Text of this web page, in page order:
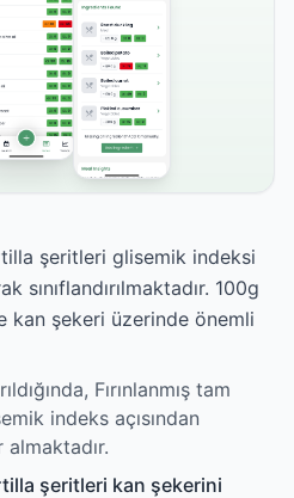
şeritleri glisemik indeksi
sınıflandırılmaktadır. 100g
kan şekeri üzerinde önemli
Fırınlanmış tam
indeks açısından
şeritleri kan şekerini